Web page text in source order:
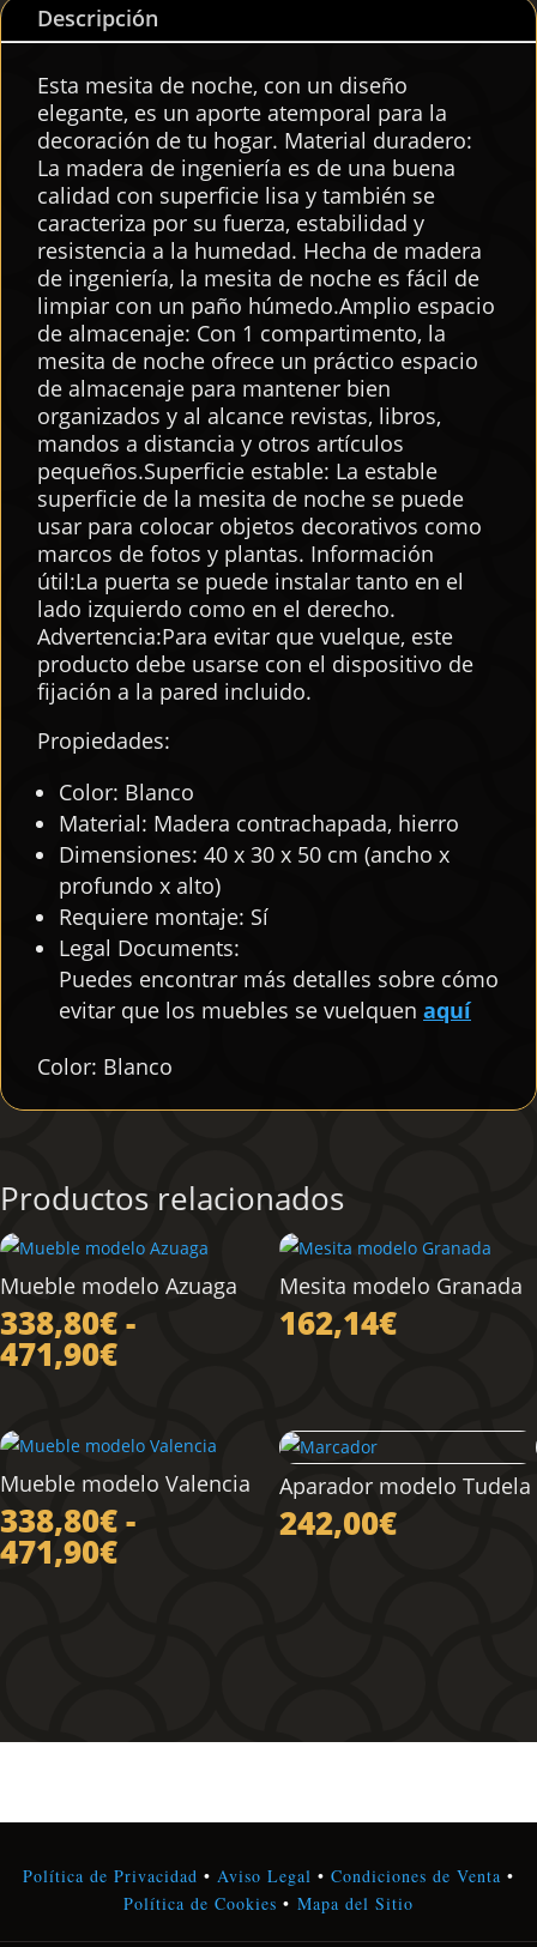
Descripción
Esta mesita de noche, con un diseño
elegante, es un aporte atemporal para la
decoración de tu hogar. Material duradero:
La madera de ingeniería es de una buena
calidad con superficie lisa y también se
caracteriza por su fuerza, estabilidad y
resistencia a la humedad. Hecha de madera
de ingeniería, la mesita de noche es fácil de
limpiar con un paño húmedo.Amplio espacio
de almacenaje: Con 1 compartimento, la
mesita de noche ofrece un práctico espacio
de almacenaje para mantener bien
organizados y al alcance revistas, libros,
mandos a distancia y otros artículos
pequeños.Superficie estable: La estable
superficie de la mesita de noche se puede
usar para colocar objetos decorativos como
marcos de fotos y plantas. Información
útil:La puerta se puede instalar tanto en el
lado izquierdo como en el derecho.
Advertencia:Para evitar que vuelque, este
producto debe usarse con el dispositivo de
fijación a la pared incluido.
Propiedades:
Color: Blanco
Material: Madera contrachapada, hierro
Dimensiones: 40 x 30 x 50 cm (ancho x
profundo x alto)
Requiere montaje: Sí
Legal Documents:
Puedes encontrar más detalles sobre cómo
evitar que los muebles se vuelquen aquí
Color: Blanco
Productos relacionados
Mueble modelo Azuaga
338,80€-
471,90€Rango
desde
338,80€
hasta
471,90€
Mesita modelo Granada
162,14€
Mueble modelo Valencia
338,80€-
471,90€Rango
471,90€
Aparador modelo Tudela
242,00€
Política de Privacidad • Aviso Legal • Condiciones de Venta •
Política de Cookies • Mapa del Sitio